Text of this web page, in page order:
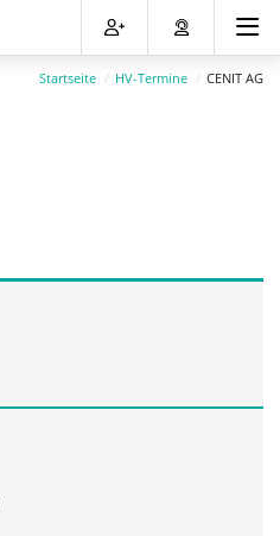
Startseite HV-Termine CENIT AG